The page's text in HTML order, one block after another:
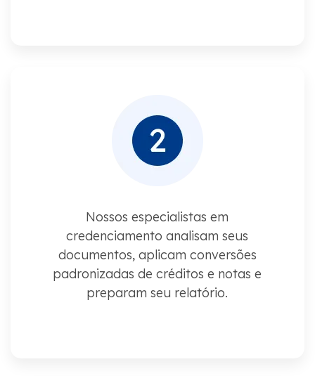
Nossos especialistas em
credenciamento analisam seus
documentos, aplicam conversões
padronizadas de créditos e notas e
preparam seu relatório.